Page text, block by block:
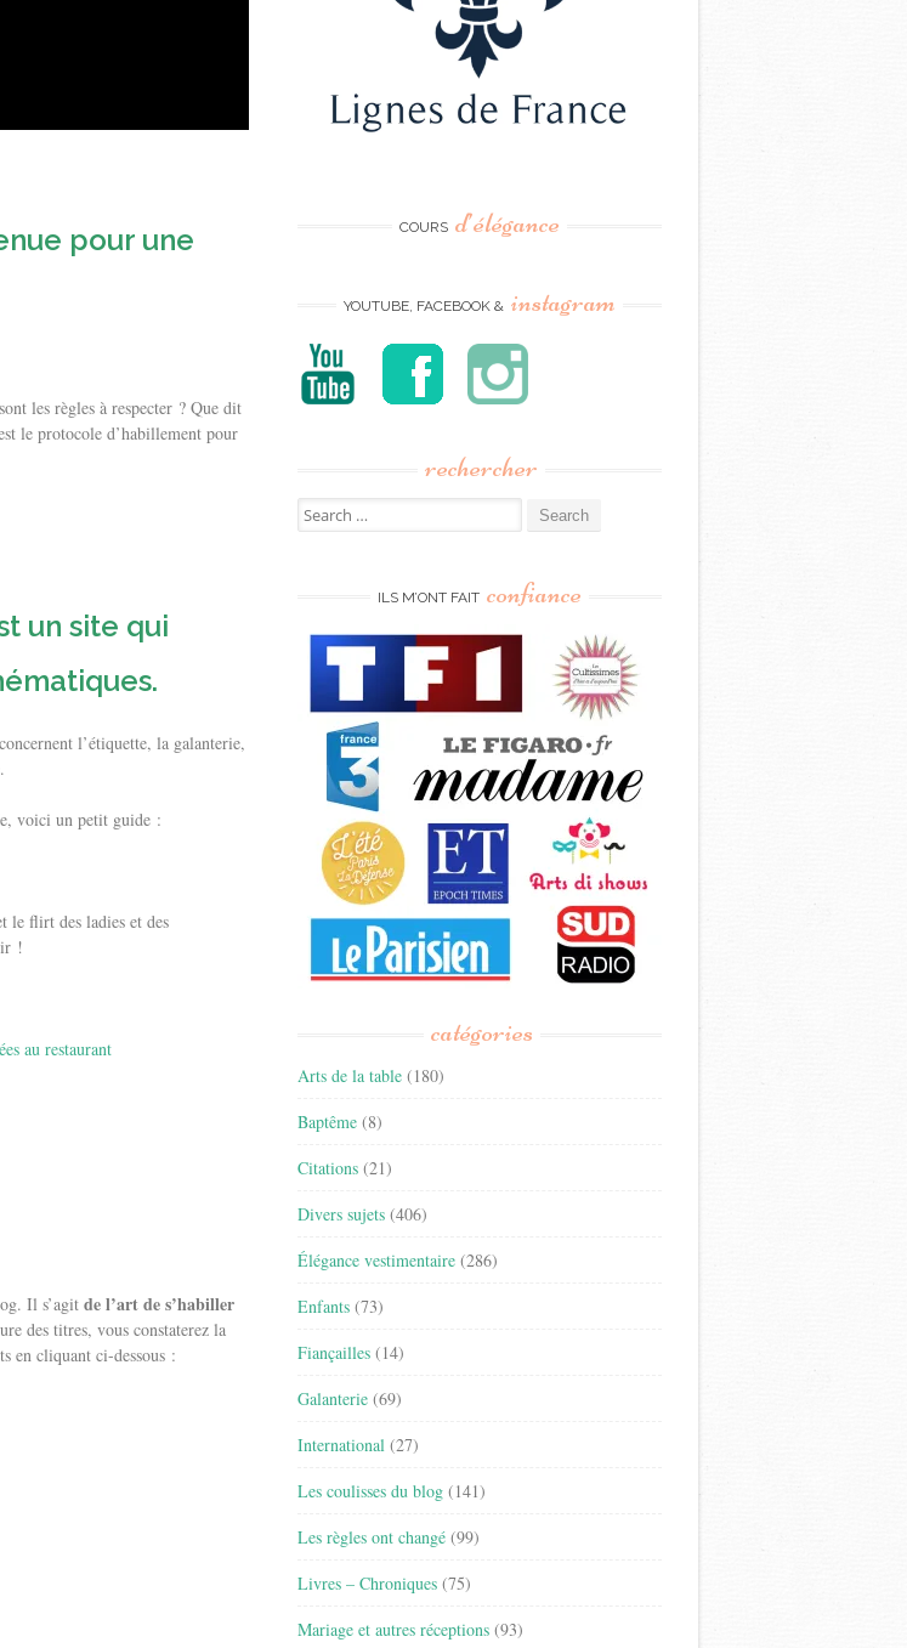
pour une
les règles à respecter ? Que dit
le protocole d’habillement pour
un site qui
l’étiquette, la galanterie,
voici un petit guide :
le flirt des ladies et des
!
au restaurant
Il s’agit de l’art de s’habiller
des titres, vous constaterez la
en cliquant ci-dessous :
COURS d’élégance
YOUTUBE, FACEBOOK & instagram
rechercher
Search
for:
ILS M’ONT FAIT confiance
catégories
Arts de la table (180)
Baptême (8)
Citations (21)
Divers sujets (406)
Élégance vestimentaire (286)
Enfants (73)
Fiançailles (14)
Galanterie (69)
International (27)
Les coulisses du blog (141)
Les règles ont changé (99)
Livres – Chroniques (75)
Mariage et autres réceptions (93)